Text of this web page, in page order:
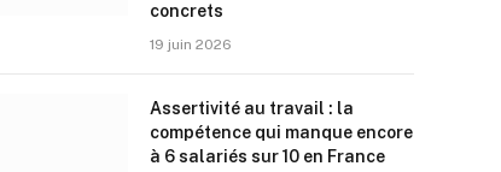
concrets
19 juin 2026
Assertivité au travail : la
compétence qui manque encore
à 6 salariés sur 10 en France